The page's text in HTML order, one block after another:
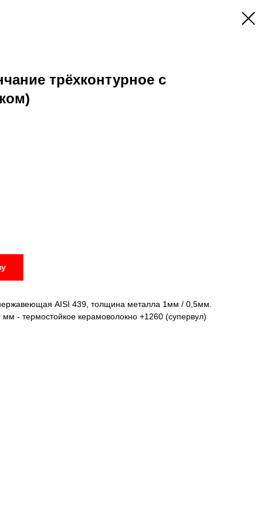
трёхконтурное с
AISI 439, толщина металла 1мм / 0,5мм.
- термостойкое керамоволокно +1260 (супервул)